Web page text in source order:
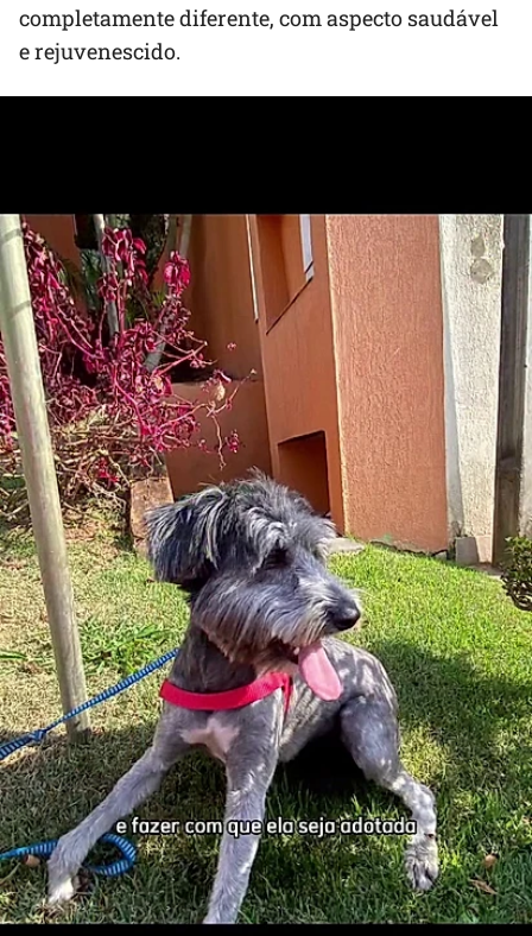
completamente diferente, com aspecto saudável
e rejuvenescido.